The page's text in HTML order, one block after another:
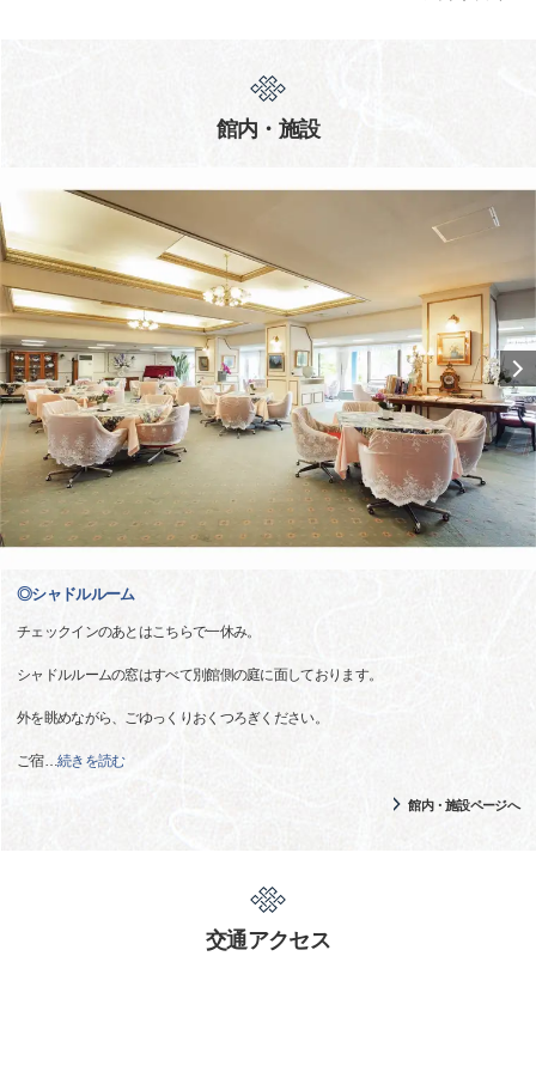
館内・施設
◎シャドルルーム
チェックインのあとはこちらで一休み。
シャドルルームの窓はすべて別館側の庭に面しております。
外を眺めながら、ごゆっくりおくつろぎください。
ご宿… 続きを読む
館内・施設ページへ
交通アクセス